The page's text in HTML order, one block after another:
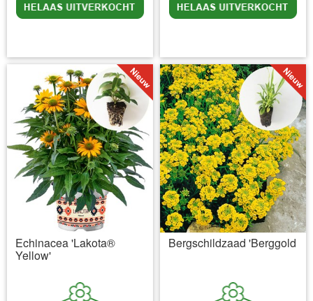
Echinacea 'Lakota®
Yellow'
Bergschildzaad 'Berggold